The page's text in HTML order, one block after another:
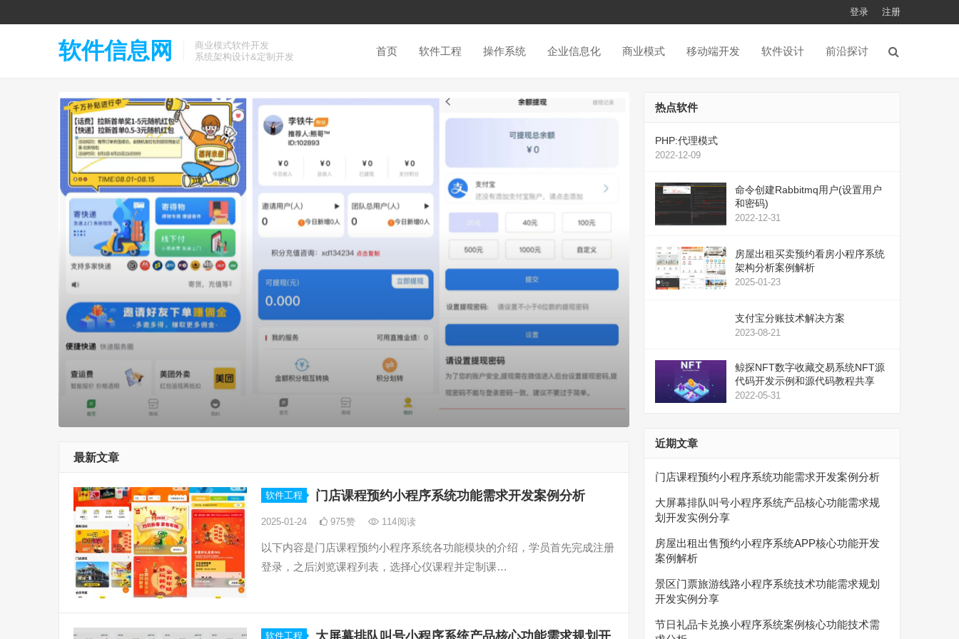
登录 注册
软件信息网
商业模式软件开发
系统架构设计&定制开发
首页 软件工程 操作系统 企业信息化 商业模式 移动端开发 软件设计 前沿探讨
最新文章
软件工程 门店课程预约小程序系统功能需求开发案例分析
2025-01-24 975赞 114阅读
以下内容是门店课程预约小程序系统各功能模块的介绍，学员首先完成注册
登录，之后浏览课程列表，选择心仪课程并定制课…
软件工程
热点软件
PHP:代理模式
2022-12-09
命令创建Rabbitmq用户(设置用户
和密码)
2022-12-31
房屋出租买卖预约看房小程序系统
架构分析案例解析
2025-01-23
支付宝分账技术解决方案
2023-08-21
鲸探NFT数字收藏交易系统NFT源
代码开发示例和源代码教程共享
2022-05-31
近期文章
门店课程预约小程序系统功能需求开发案例分析
大屏幕排队叫号小程序系统产品核心功能需求规
划开发实例分享
房屋出租出售预约小程序系统APP核心功能开发
案例解析
景区门票旅游线路小程序系统技术功能需求规划
开发实例分享
节日礼品卡兑换小程序系统案例核心功能技术需